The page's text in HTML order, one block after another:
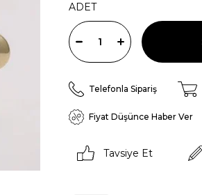
ADET
Telefonla Sipariş
Fiyat Düşünce Haber Ver
Tavsiye Et